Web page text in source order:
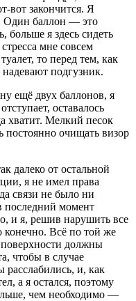
вот закончится. Я
Один баллон — это
больше я здесь сидеть
мне совсем
то перед тем, как
надевают подгузник.
ещё двух баллонов, я
оставалось
хватит. Мелкий песок
постоянно очищать визор
далеко от остальной
я не имел права
связи не было ни
последний момент
и я, решив нарушить все
конечно. Всё по той же
должны
чтобы в случае
расслабились, и, как
а я остался, поэтому
чем необходимо —